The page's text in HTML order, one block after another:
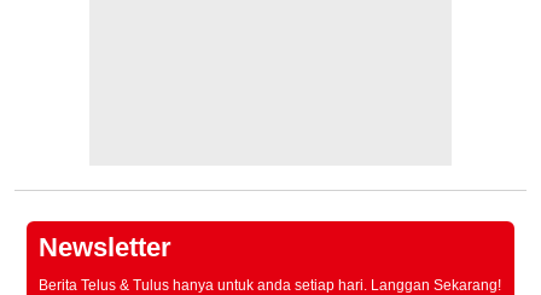
Newsletter
Berita Telus & Tulus hanya untuk anda setiap hari. Langgan Sekarang!